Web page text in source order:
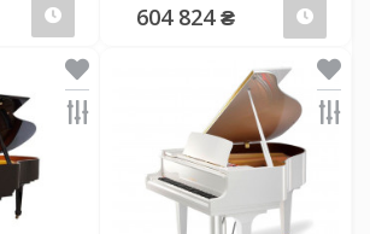
Предзаказ604 824 ₴